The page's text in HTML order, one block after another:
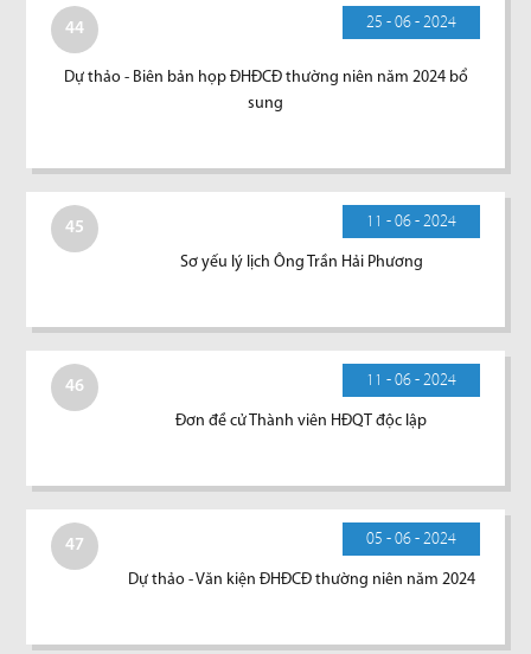
44 25 - 06 - 2024
Dự thảo - Biên bản họp ĐHĐCĐ thường niên năm 2024 bổ
sung
45 11 - 06 - 2024
Sơ yếu lý lịch Ông Trần Hải Phương
46 11 - 06 - 2024
Đơn đề cử Thành viên HĐQT độc lập
47 05 - 06 - 2024
Dự thảo - Văn kiện ĐHĐCĐ thường niên năm 2024